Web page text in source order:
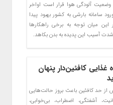
وضعیت آلودگی هوا قرار است اواخر
سامانه بارشی به کشور بهبود پیدا
این میان توجه به برخی راهکارها
شدت آسیب این پدیده به بدن بکاهد.
غذایی کافئین‌دار پنهان
از حد کافئین باعث بروز حالت‌هایی
آشفتگی، اضطراب، بی‌خوابی،